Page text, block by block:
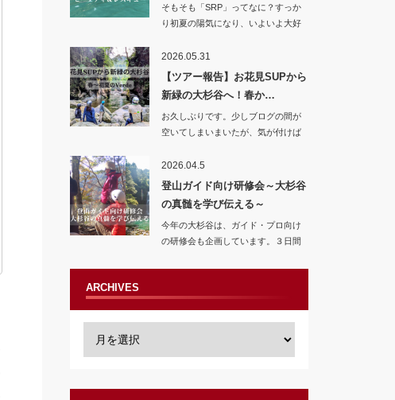
そもそも「SRP」ってなに？すっか
り初夏の陽気になり、いよいよ大好
2026.05.31
【ツアー報告】お花見SUPから
新緑の大杉谷へ！春か…
お久しぶりです。少しブログの間が
空いてしまいまいたが、気が付けば
2026.04.5
登山ガイド向け研修会～大杉谷
の真髄を学び伝える～
今年の大杉谷は、ガイド・プロ向け
の研修会も企画しています。３日間
ARCHIVES